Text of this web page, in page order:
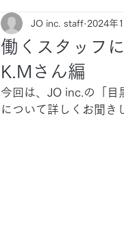
働くスタッフ
K.Mさん編
JO inc. staff 2024年
今回は、JO inc.の「目
について詳しくお聞き